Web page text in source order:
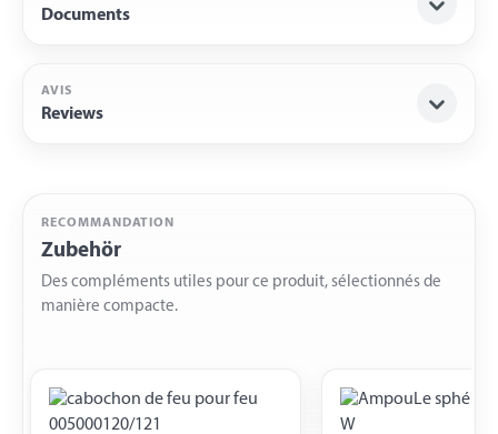
Documents
AVIS
Reviews
RECOMMANDATION
Zubehör
Des compléments utiles pour ce produit, sélectionnés de
manière compacte.